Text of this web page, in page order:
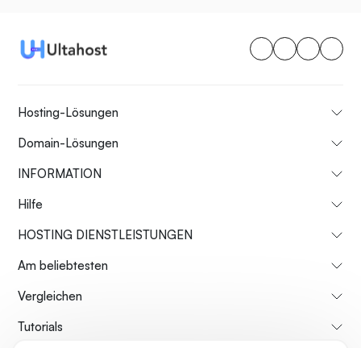
Hosting-Lösungen
Domain-Lösungen
INFORMATION
Hilfe
HOSTING DIENSTLEISTUNGEN
Am beliebtesten
Vergleichen
Tutorials